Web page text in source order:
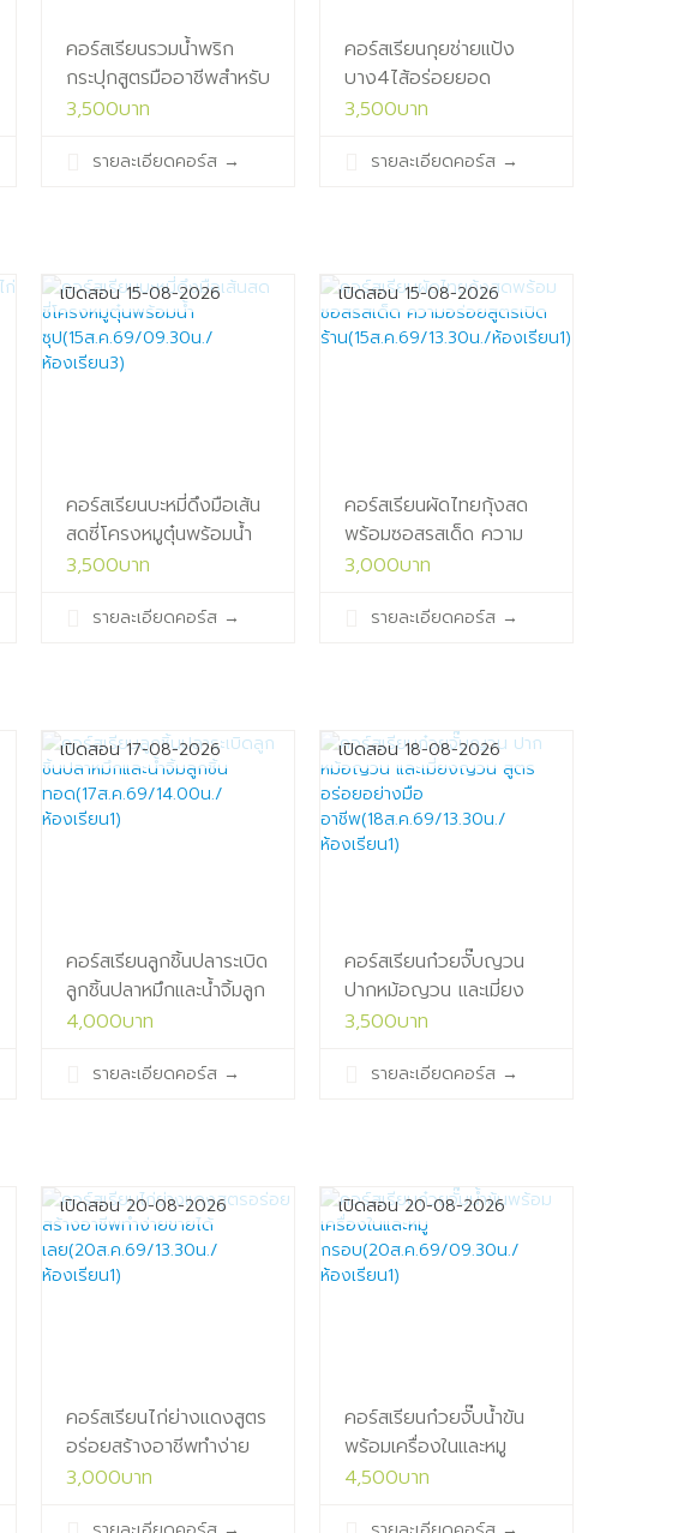
คอร์สเรียนรวมน้ำพริก
กระปุกสูตรมืออาชีพสำหรับ
ทำ
ห้องเรียน1)
3,500บาท
รายละเอียดคอร์ส →
คอร์สเรียนกุยช่ายแป้ง
บาง4ไส้อร่อยยอด
นิยม(14ส.ค.69/13.30น./
3,500บาท
รายละเอียดคอร์ส →
เปิดสอน 15-08-2026
คอร์สเรียนบะหมี่ดึงมือเส้น
สดซี่โครงหมูตุ๋นพร้อมน้ำ
ซุป(15ส.ค.69/09.30น./
3,500บาท
รายละเอียดคอร์ส →
เปิดสอน 15-08-2026
คอร์สเรียนผัดไทยกุ้งสด
พร้อมซอสรสเด็ด ความ
อร่อยสูตรเปิด
ห้องเรียน1)
3,000บาท
รายละเอียดคอร์ส →
เปิดสอน 17-08-2026
คอร์สเรียนลูกชิ้นปลาระเบิด
ลูกชิ้นปลาหมึกและน้ำจิ้มลูก
ชิ้น
ห้องเรียน1)
4,000บาท
รายละเอียดคอร์ส →
เปิดสอน 18-08-2026
คอร์สเรียนก๋วยจั๊บญวน
ปากหม้อญวน และเมี่ยง
ญวน สูตรอร่อยอย่างมือ
ห้องเรียน1)
3,500บาท
รายละเอียดคอร์ส →
เปิดสอน 20-08-2026
คอร์สเรียนไก่ย่างแดงสูตร
อร่อยสร้างอาชีพทำง่าย
ขายได้
3,000บาท
เปิดสอน 20-08-2026
คอร์สเรียนก๋วยจั๊บน้ำข้น
พร้อมเครื่องในและหมู
กรอบ(20ส.ค.69/09.30น./
4,500บาท